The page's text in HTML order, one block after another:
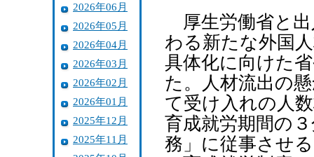
2026年06月
2026年05月
2026年04月
2026年03月
2026年02月
2026年01月
2025年12月
2025年11月
厚生労働省と出
わる新たな外国
具体化に向けた
た。人材流出の
て受け入れの人
育成就労期間の
務」に従事させ